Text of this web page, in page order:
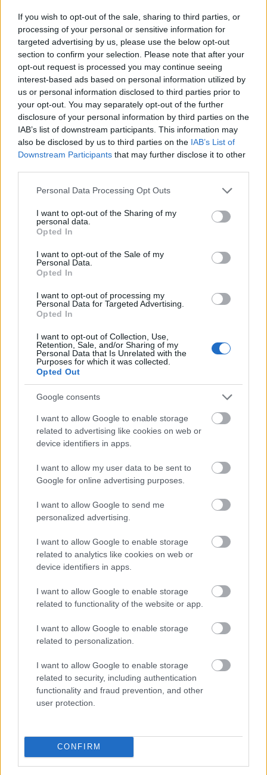
If you wish to opt-out of the sale, sharing to third parties, or
processing of your personal or sensitive information for
targeted advertising by us, please use the below opt-out
section to confirm your selection. Please note that after your
opt-out request is processed you may continue seeing
interest-based ads based on personal information utilized by
us or personal information disclosed to third parties prior to
your opt-out. You may separately opt-out of the further
disclosure of your personal information by third parties on the
IAB’s list of downstream participants. This information may
also be disclosed by us to third parties on the IAB’s List of
Downstream Participants that may further disclose it to other
Please note that this website/app uses one or more Google
not limited to your visit or usage behaviour. You may click to
grant or deny consent to Google and its third-party tags to
use your data for below specified purposes in below Google
consent section.
Personal Data Processing Opt Outs
I want to opt-out of the Sharing of my
personal data.
Opted In
I want to opt-out of the Sale of my
Personal Data.
Opted In
I want to opt-out of processing my
Personal Data for Targeted Advertising.
Opted In
I want to opt-out of Collection, Use,
Retention, Sale, and/or Sharing of my
Personal Data that Is Unrelated with the
Purposes for which it was collected.
Opted Out
Google consents
I want to allow Google to enable storage
related to advertising like cookies on web or
device identifiers in apps.
I want to allow my user data to be sent to
Google for online advertising purposes.
I want to allow Google to send me
personalized advertising.
I want to allow Google to enable storage
related to analytics like cookies on web or
device identifiers in apps.
I want to allow Google to enable storage
related to functionality of the website or app.
I want to allow Google to enable storage
related to personalization.
I want to allow Google to enable storage
related to security, including authentication
functionality and fraud prevention, and other
user protection.
CONFIRM
már nem laknék ott), a IX-ben, a Mester utca
környékén (rémálmomban ne jöjjön elő, most pedig
II. kerület. Na, onnan nem tervezek sehova se
költözni, max. feljebb a hegyen. De örülök, ha sok
ember elégedett a lakóhelyével, a Ferencvárosban
megtudtam mennyire fontos ez, ha utálod, az
tönkreteszi a napjaidat.
336
13 éve
Meglep az Újlipótra leadott szavazatok száma.
Többre számítottam. Szerintem akik ott laknak, nem
barátom anyukája szerint pl. amit a Balzac utcában
nem lehet elintézni azt nem is kell... És lehet, hogy
igaza van. Mondom mindezt, mint vízivárosi, aki
szeret ott lakni! (ugyan a Pozsonyi - Balzac sarokra
születtem)
Pene
Laktam egy ideig a József Attila-lakótelepen, nekem
is nagyon tetszett. Nyitott, széles, nyugodt, virágos,
minden van, de ha valami nincs is, még mindig ott a
metro. És a - tágan vett - lakóközössége is nagyon
korrekt.
kispestipeti
Született budapesti vagyok, eddig három helyen
elég jól. Az mindenképpen sokat elárul, hogy milyen
sok szavazattal végzett a mezőny élén a két
lakótelep)Hosszú évtizedeken keresztül nem igazán
tudták emberek, családok igazán megválasztani
személyes elképzeléseik, igényeik, társadalmi,
Szerintem, a rendszerváltozás után sem került
feltétlenül a "helyére" az emberek többsége. Sok
esetben a vélt vagy valós irigység miatt (is) lelhető fel
a hozzászólások némelyikében a felesleges nagyot
mondás,(inkább félismereteken alapuló rosszat
gondolás) a fennhéjázás, a fikázás az egyet nem
értők köréből. Teccett volna a saját favorit
városnegyedre szavazni, akkor lehet, hogy most más
sorrendet olvashatnánk. A listán szereplő